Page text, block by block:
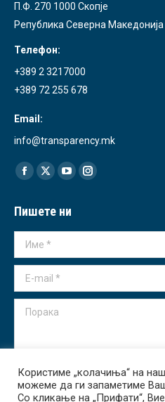
П.Ф. 270 1000 Скопје
Република Северна Македонија
Телефон:
+389 2 3217000
+389 72 255 678
Email:
info@transparency.mk
Find us on:
Facebook
opens
in
X
opens
in
YouTube
opens
in
Instagram
in
Пишете ни
Име *
E-mail *
Порака
Испрати
Користиме „колачиња“ на
можеме да ги запаметиме
Со кликање на „Прифати“,